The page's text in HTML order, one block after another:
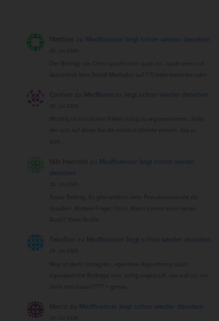
Matthias zu Medfluencer liegt schon wieder daneben
28. Juli 2026
Der Beitrag von Chris spricht mich auch an - auch wenn ich
absichtlich kein Social Media(bis auf YT) habe/betreibe oder…
Carmen zu Medfluencer liegt schon wieder daneben
26. Juli 2026
Wichtig ist in solchen Fällen ruhig zu argumentieren. Jeder
der sich auf diese Kanäle einlässt könnte wissen, das er
Nils Haendel zu Medfluencer liegt schon wieder
daneben
25. Juli 2026
Super Beitrag. Es gibt wirklich viele Pseudowissende da
draußen. Andere Frage, Chris. Wann kommt euer neues
Buch? Viele Grüße
TakeTwo zu Medfluencer liegt schon wieder daneben
24. Juli 2026
Was ist denn Instagram, irgendein Algorithmus spült
irgendwelche Beiträge rein, völlig ungeprüft, das soll ich mir
dann anschauen???? + genau…
Marco zu Medfluencer liegt schon wieder daneben
24. Juli 2026